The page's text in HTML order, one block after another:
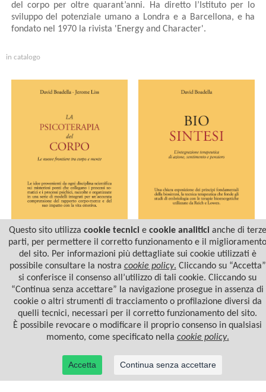
del corpo per oltre quarant’anni. Ha diretto l’Istituto per lo
sviluppo del potenziale umano a Londra e a Barcellona, e ha
fondato nel 1970 la rivista 'Energy and Character'.
in catalogo
LA PSICOTERAPIA DEL
CORPO
BIOSINTESI
Questo sito utilizza cookie tecnicie cookie analiticianche di terze
parti, per permettere il corretto funzionamento e il miglioramento
del sito. Per informazioni più dettagliate sui cookie utilizzati è
possibile consultare la nostra cookie policy. Cliccando su “Accetta”
si conferisce il consenso all’utilizzo di tali cookie. Cliccando su
“Continua senza accettare” la navigazione prosegue in assenza di
cookie o altri strumenti di tracciamento o profilazione diversi da
quelli tecnici, necessari per il corretto funzionamento del sito.
È possibile revocare o modificare il proprio consenso in qualsiasi
momento, come specificato nella cookie policy.
Accetta Continua senza accettare